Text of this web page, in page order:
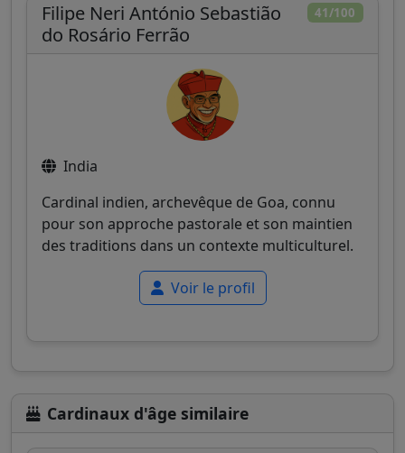
41/100
Filipe Neri António Sebastião
do Rosário Ferrão
India
Cardinal indien, archevêque de Goa, connu
pour son approche pastorale et son maintien
des traditions dans un contexte multiculturel.
Voir le profil
Cardinaux d'âge similaire